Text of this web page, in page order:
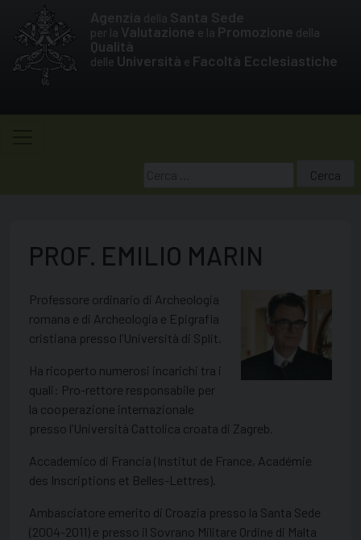
content
per la Valutazione e la Promozione della
Qualità
delle Università e Facoltà Ecclesiastiche
per:
PROF. EMILIO MARIN
Professore ordinario di Archeologia
romana e di Archeologia e Epigrafia
cristiana presso l’Università di Split.
Ha ricoperto numerosi incarichi tra i
quali: Pro-rettore responsabile per
la cooperazione internazionale
presso l’Università Cattolica croata di Zagreb.
Accademico di Francia (Institut de France, Académie
des Inscriptions et Belles-Lettres).
Ambasciatore emerito di Croazia presso la Santa Sede
(2004-2011) e presso il Sovrano Militare Ordine di Malta